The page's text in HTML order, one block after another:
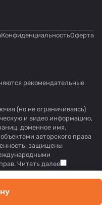
КонфиденциальностьОферта
рекомендательные
(но не ограничиваясь)
и видео информацию,
доменное имя,
авторского права
защищены
Читать далее